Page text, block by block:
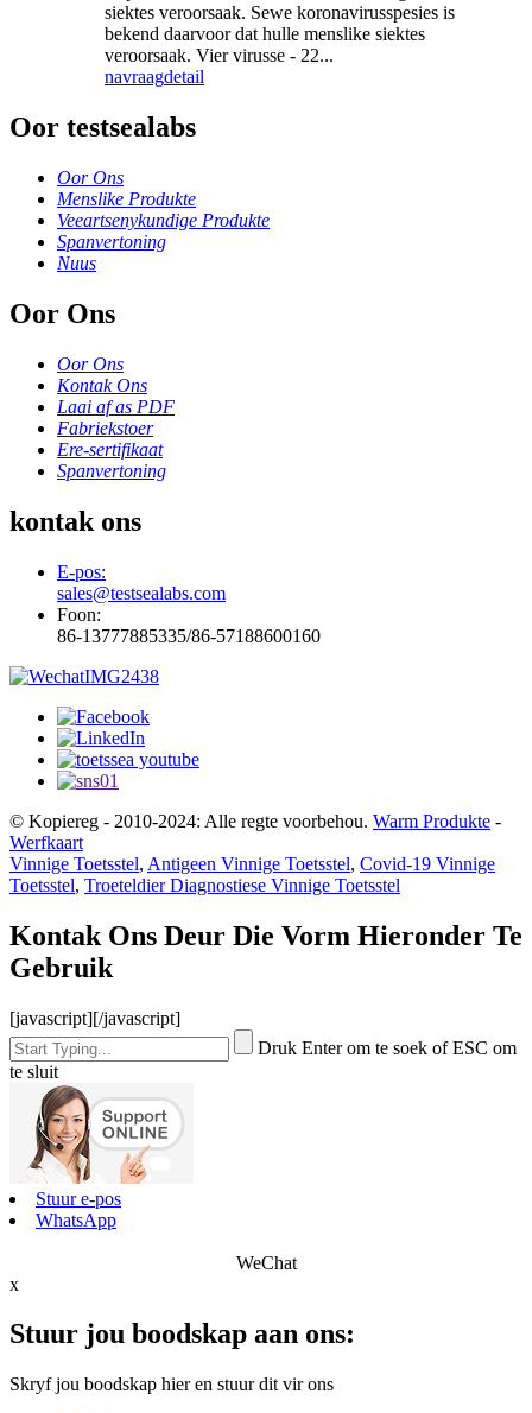
siektes veroorsaak. Sewe koronavirusspesies is
bekend daarvoor dat hulle menslike siektes
veroorsaak. Vier virusse - 22...
navraagdetail
Oor testsealabs
Oor Ons
Menslike Produkte
Veeartsenykundige Produkte
Spanvertoning
Nuus
Oor Ons
Oor Ons
Kontak Ons
Laai af as PDF
Fabriekstoer
Ere-sertifikaat
Spanvertoning
kontak ons
E-pos:
sales@testsealabs.com
Foon:
86-13777885335/86-57188600160
© Kopiereg - 2010-2024: Alle regte voorbehou. Warm Produkte -
Werfkaart
Vinnige Toetsstel, Antigeen Vinnige Toetsstel, Covid-19 Vinnige
Toetsstel, Troeteldier Diagnostiese Vinnige Toetsstel
Kontak Ons Deur Die Vorm Hieronder Te
Gebruik
[javascript][/javascript]
Druk Enter om te soek of ESC om
te sluit
Stuur e-pos
WhatsApp
WeChat
x
Stuur jou boodskap aan ons:
Skryf jou boodskap hier en stuur dit vir ons